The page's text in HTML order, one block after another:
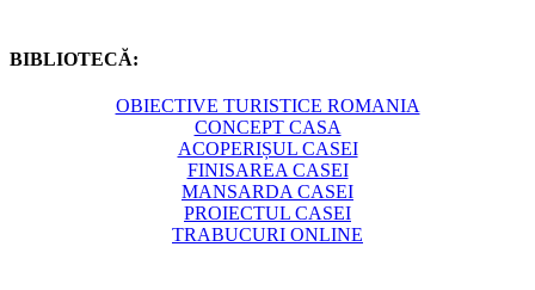
BIBLIOTECĂ:
OBIECTIVE TURISTICE ROMANIA
CONCEPT CASA
ACOPERIȘUL CASEI
FINISAREA CASEI
MANSARDA CASEI
PROIECTUL CASEI
TRABUCURI ONLINE